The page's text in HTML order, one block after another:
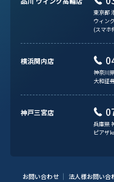
東京都
ウィン
(スマホ
横浜関内店
神奈川
大和証
神戸三宮店
兵庫県
ピアザ
お問い合わせ 法人様お問い合